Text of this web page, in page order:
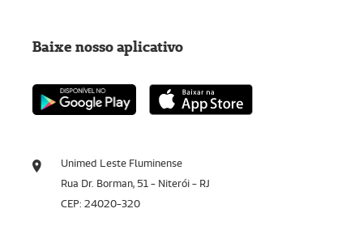
Unimed Leste Fluminense
Rua Dr. Borman, 51 - Niterói - RJ
CEP: 24020-320
Baixe nosso aplicativo